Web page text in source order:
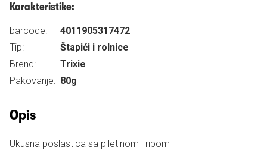
Karakteristike:
barcode:
4011905317472
Tip:
Štapići i rolnice
Brend:
Trixie
Pakovanje: 80g
Opis
Ukusna poslastica sa piletinom i ribom